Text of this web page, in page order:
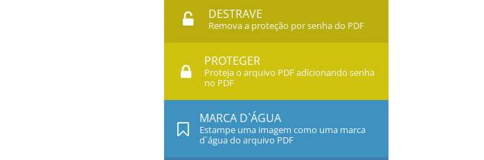
DESTRAVE
Remova a proteção por senha do PDF
PROTEGER
Proteja o arquivo PDF adicionando senha
no PDF
MARCA D`ÁGUA
Estampe uma imagem como uma marca
d`água do arquivo PDF